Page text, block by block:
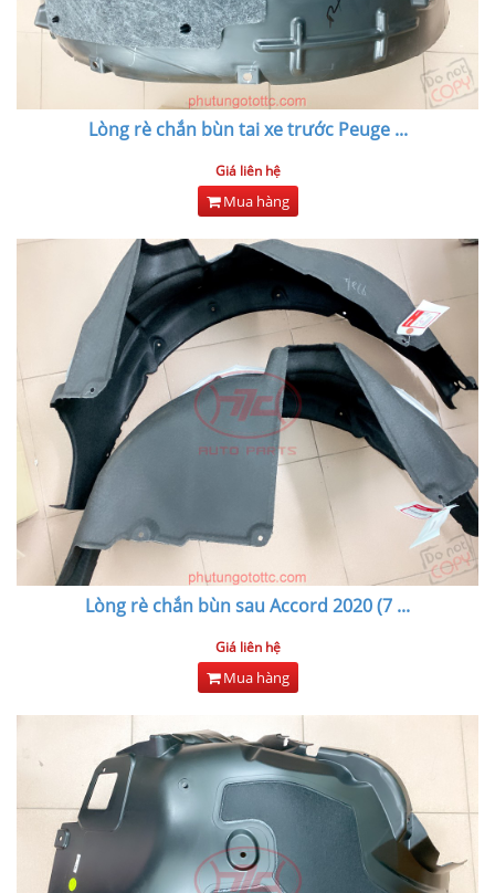
Lòng rè chắn bùn tai xe trước Peuge...
Giá liên hệ
Mua hàng
Lòng rè chắn bùn sau Accord 2020 (7 ...
Giá liên hệ
Mua hàng